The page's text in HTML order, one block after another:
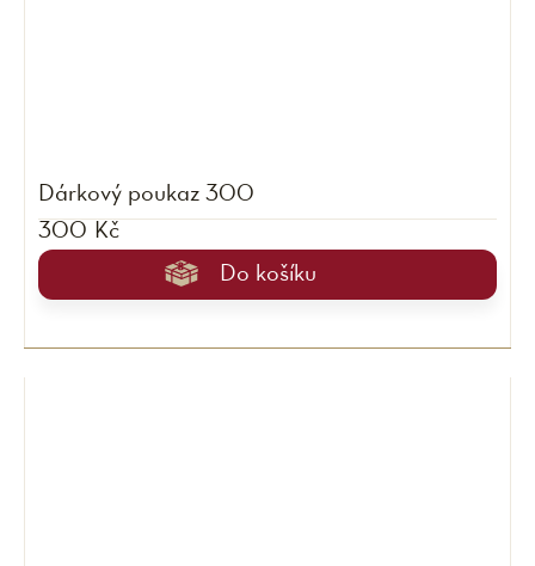
Dárkový poukaz 300
300 Kč
Do košíku